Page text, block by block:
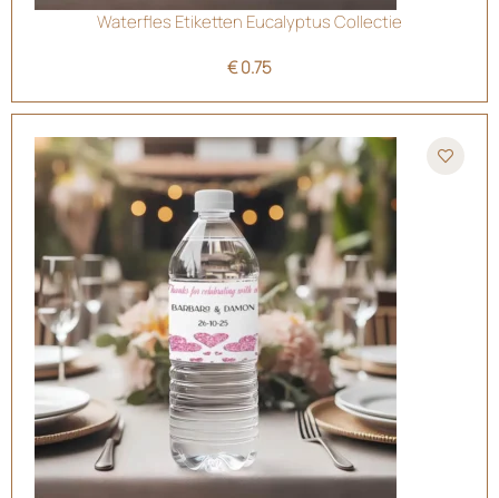
Waterfles Etiketten Eucalyptus Collectie
€0.75